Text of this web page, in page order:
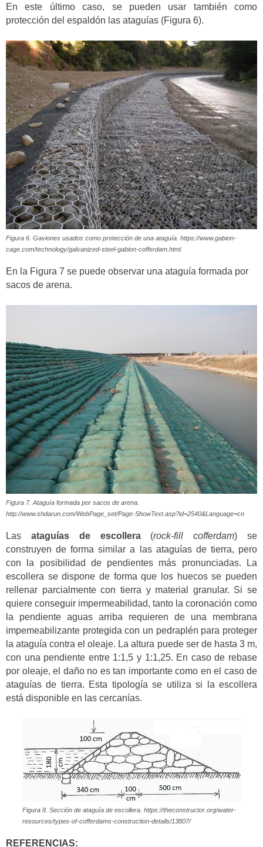
En este último caso, se pueden usar también como
protección del espaldón las ataguías (Figura 6).
Figura 6. Gaviones usados como protección de una ataguía. https://www.gabion-
cage.com/technology/galvanized-steel-gabion-cofferdam.html
En la Figura 7 se puede observar una ataguía formada por
sacos de arena.
Figura 7. Ataguía formada por sacos de arena.
http://www.shdarun.com/WebPage_set/Page-ShowText.asp?id=2540&Language=cn
Las ataguías de escollera(rock-fill cofferdam) se
construyen de forma similar a las ataguías de tierra, pero
con la posibilidad de pendientes más pronunciadas. La
escollera se dispone de forma que los huecos se pueden
rellenar parcialmente con tierra y material granular. Si se
quiere conseguir impermeabilidad, tanto la coronación como
la pendiente aguas arriba requieren de una membrana
impemeabilizante protegida con un pedraplén para proteger
la ataguía contra el oleaje. La altura puede ser de hasta 3 m,
con una pendiente entre 1:1,5 y 1:1,25. En caso de rebase
por oleaje, el daño no es tan importante como en el caso de
ataguías de tierra. Esta tipología se utiliza si la escollera
está disponible en las cercanías.
Figura 8. Sección de ataguía de escollera. https://theconstructor.org/water-
resources/types-of-cofferdams-construction-details/13807/
REFERENCIAS: